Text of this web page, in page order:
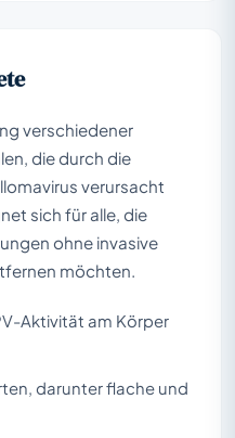
verschiedener
die durch die
verursacht
sich für alle, die
ohne invasive
möchten.
Aktivität am Körper
darunter flache und